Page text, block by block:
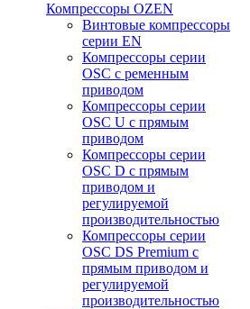
Компрессоры OZEN
Винтовые компрессоры
серии EN
Компрессоры серии
OSC с ременным
приводом
Компрессоры серии
OSC U с прямым
приводом
Компрессоры серии
OSC D с прямым
приводом и
регулируемой
производительностью
Компрессоры серии
OSC DS Premium с
прямым приводом и
регулируемой
производительностью